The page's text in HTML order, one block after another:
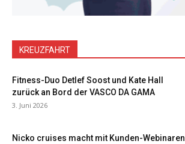
KREUZFAHRT
Fitness-Duo Detlef Soost und Kate Hall
zurück an Bord der VASCO DA GAMA
3. Juni 2026
Nicko cruises macht mit Kunden-Webinaren